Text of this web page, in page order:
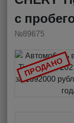
с
№89675
ПРОДАНО